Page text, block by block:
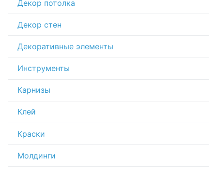
Декор потолка
Декор стен
Декоративные элементы
Инструменты
Карнизы
Клей
Краски
Молдинги